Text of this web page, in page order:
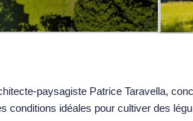
paysagiste Patrice Taravella,
conditions idéales pour cultiver des